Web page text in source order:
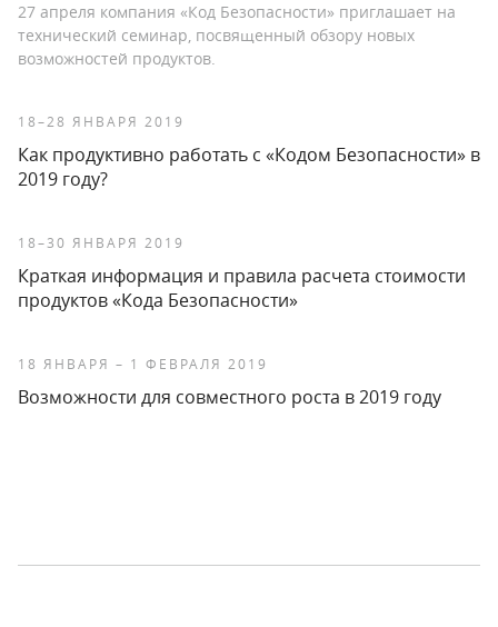
27 апреля компания «Код Безопасности» приглашает на
технический семинар, посвященный обзору новых
возможностей продуктов.
18–28 ЯНВАРЯ 2019
Как продуктивно работать с «Кодом Безопасности» в
2019 году?
18–30 ЯНВАРЯ 2019
Краткая информация и правила расчета стоимости
продуктов «Кода Безопасности»
18 ЯНВАРЯ – 1 ФЕВРАЛЯ 2019
Возможности для совместного роста в 2019 году